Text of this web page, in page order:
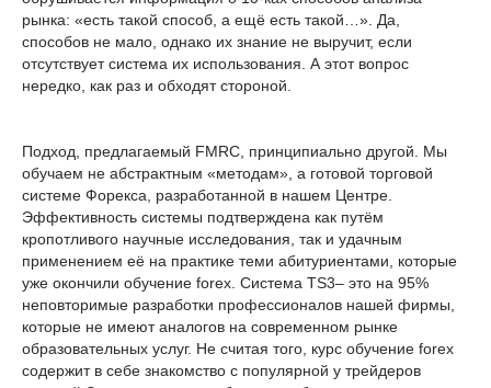
рынка: «есть такой способ, а ещё есть такой…». Да,
способов не мало, однако их знание не выручит, если
отсутствует система их использования. А этот вопрос
нередко, как раз и обходят стороной.
Подход, предлагаемый FMRC, принципиально другой. Мы
обучаем не абстрактным «методам», а готовой торговой
системе Форекса, разработанной в нашем Центре.
Эффективность системы подтверждена как путём
кропотливого научные исследования, так и удачным
применением её на практике теми абитуриентами, которые
уже окончили обучение forex. Система TS3– это на 95%
неповторимые разработки профессионалов нашей фирмы,
которые не имеют аналогов на современном рынке
образовательных услуг. Не считая того, курс обучение forex
содержит в себе знакомство с популярной у трейдеров